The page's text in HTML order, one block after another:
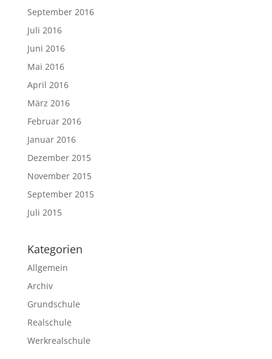
September 2016
Juli 2016
Juni 2016
Mai 2016
April 2016
März 2016
Februar 2016
Januar 2016
Dezember 2015
November 2015
September 2015
Juli 2015
Kategorien
Allgemein
Archiv
Grundschule
Realschule
Werkrealschule